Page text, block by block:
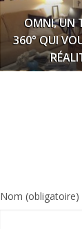
OMNI, UN
360° QUI
Nom (obligatoire)